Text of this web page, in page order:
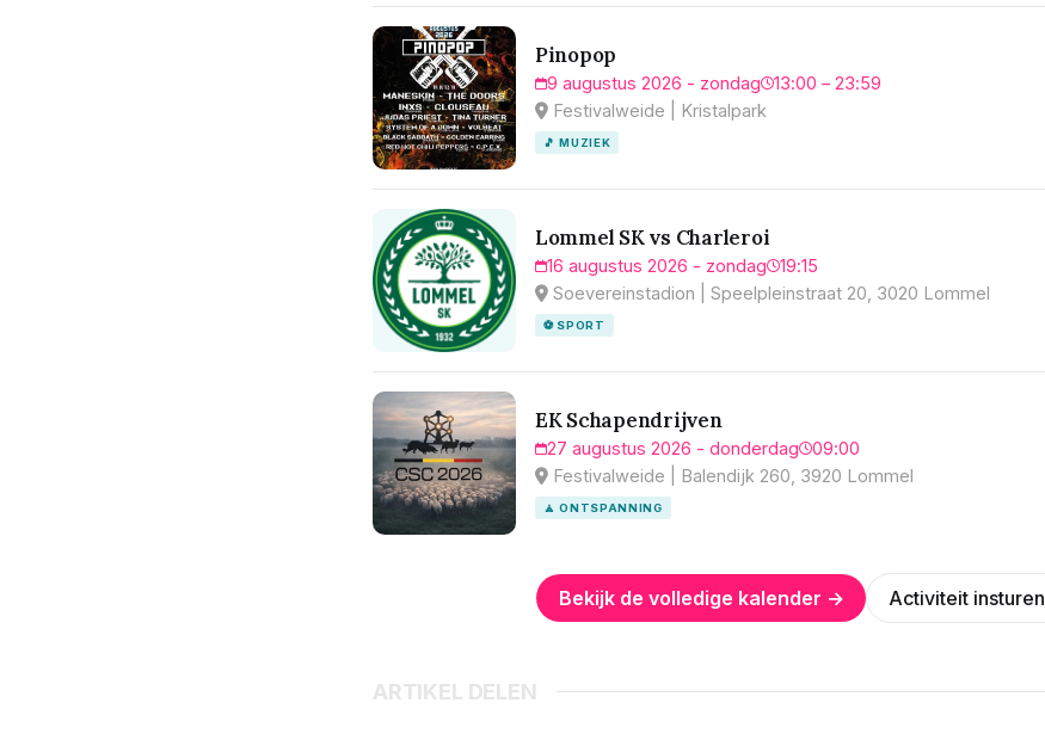
Pinopop
9 augustus 2026 - zondag
13:00 – 23:59
Festivalweide | Kristalpark
🎵 MUZIEK
Lommel SK vs Charleroi
16 augustus 2026 - zondag
19:15
Soevereinstadion | Speelpleinstraat 20, 3020 Lommel
⚽ SPORT
EK Schapendrijven
27 augustus 2026 - donderdag
09:00
Festivalweide | Balendijk 260, 3920 Lommel
🧘 ONTSPANNING
Bekijk de volledige kalender → Activiteit insturen
ARTIKEL DELEN